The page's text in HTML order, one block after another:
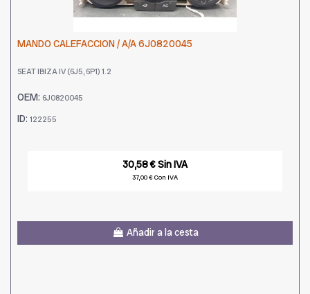
MANDO CALEFACCION / A/A 6J0820045
SEAT IBIZA IV (6J5, 6P1) 1.2
OEM: 6J0820045
ID: 122255
30,58 € Sin IVA
37,00 € Con IVA
Añadir a la cesta